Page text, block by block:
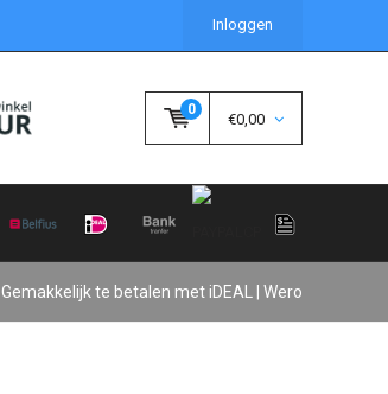
Inloggen
0
€0,00
Gemakkelijk te betalen met iDEAL | Wero